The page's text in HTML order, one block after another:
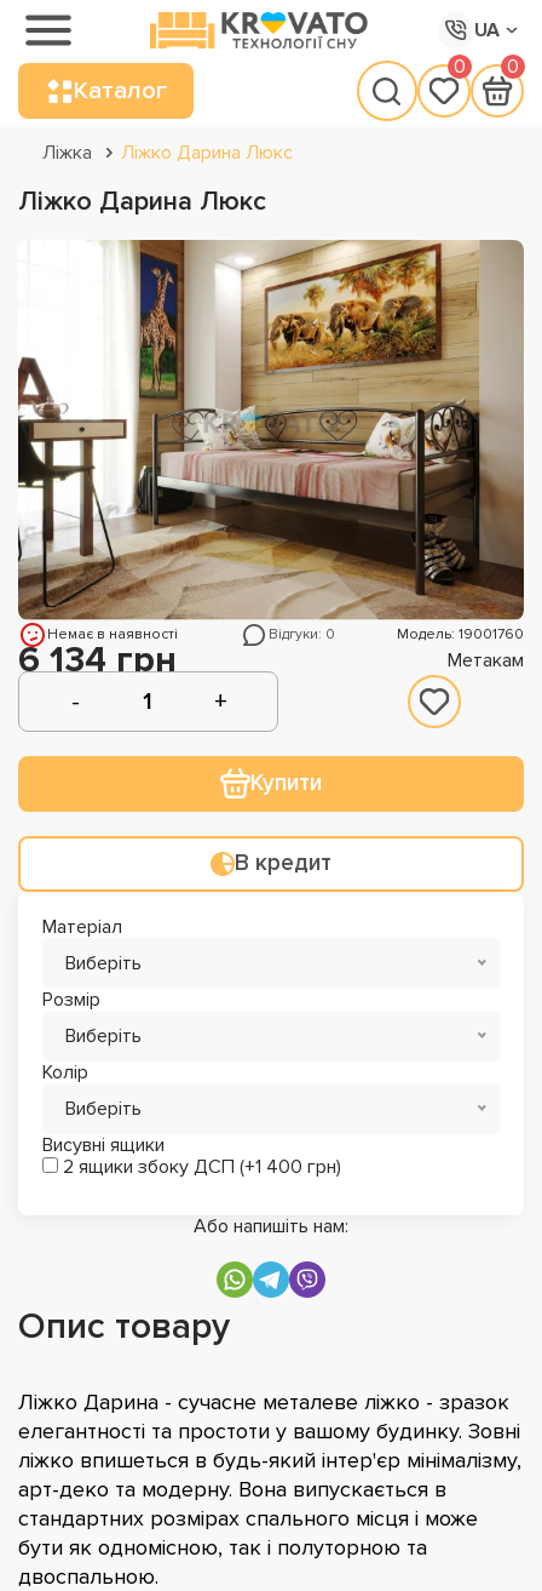
UA
Каталог
0 0
Ліжка Ліжко Дарина Люкс
Ліжко Дарина Люкс
Немає в наявності Відгуки: 0 Модель: 19001760
6 134 грн Метакам
Купити
В кредит
Матеріал
Виберіть
Розмір
Виберіть
Колір
Виберіть
Висувні ящики
2 ящики збоку ДСП (+1 400 грн)
Або напишіть нам:
Опис товару
Ліжко Дарина - сучасне металеве ліжко - зразок
елегантності та простоти у вашому будинку. Зовні
ліжко впишеться в будь-який інтер'єр мінімалізму,
арт-деко та модерну. Вона випускається в
стандартних розмірах спального місця і може
бути як одномісною, так і полуторною та
двоспальною.